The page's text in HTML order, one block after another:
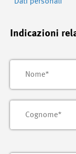
Indicazioni